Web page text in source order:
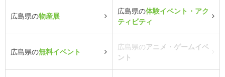
広島県の物産展
広島県の体験イベント・アク
ティビティ
広島県の無料イベント
広島県のアニメ・ゲームイベ
ント